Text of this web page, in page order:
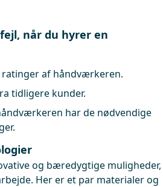
når du hyrer en
ratinger af håndværkeren.
tidligere kunder.
har de nødvendige
og bæredygtige muligheder,
Her er et par materialer og